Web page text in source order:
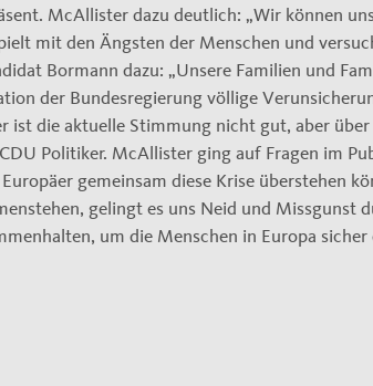
McAllister dazu deutlich: „Wir können
mit den Ängsten der Menschen und
Bormann dazu: „Unsere Familien und
der Bundesregierung völlige
ist die aktuelle Stimmung nicht gut, aber
Politiker. McAllister ging auf Fragen im
gemeinsam diese Krise überstehen
gelingt es uns Neid und Missgunst
um die Menschen in Europa